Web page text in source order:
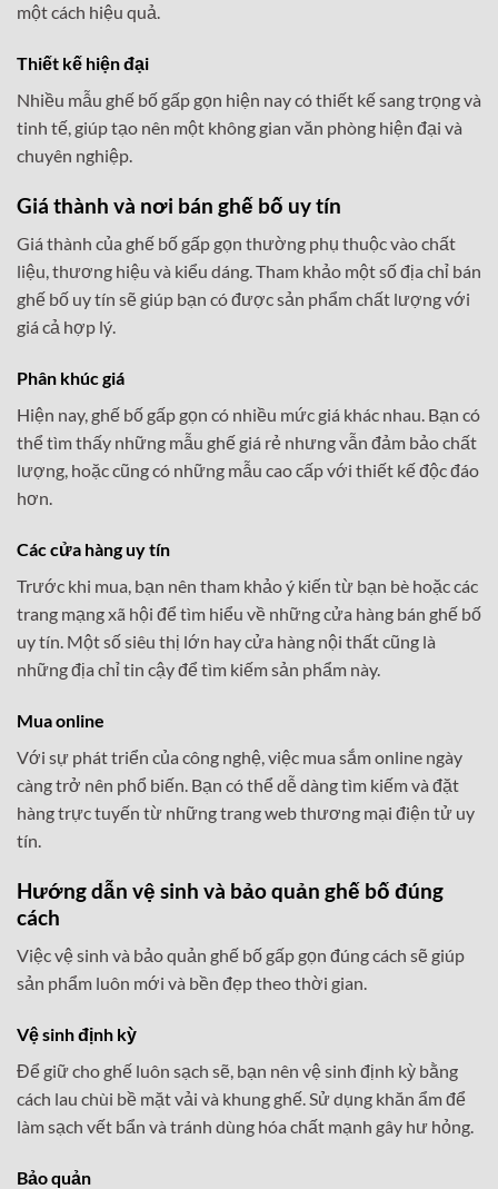
một cách hiệu quả.
Thiết kế hiện đại
Nhiều mẫu ghế bố gấp gọn hiện nay có thiết kế sang trọng và
tinh tế, giúp tạo nên một không gian văn phòng hiện đại và
chuyên nghiệp.
Giá thành và nơi bán ghế bố uy tín
Giá thành của ghế bố gấp gọn thường phụ thuộc vào chất
liệu, thương hiệu và kiểu dáng. Tham khảo một số địa chỉ bán
ghế bố uy tín sẽ giúp bạn có được sản phẩm chất lượng với
giá cả hợp lý.
Phân khúc giá
Hiện nay, ghế bố gấp gọn có nhiều mức giá khác nhau. Bạn có
thể tìm thấy những mẫu ghế giá rẻ nhưng vẫn đảm bảo chất
lượng, hoặc cũng có những mẫu cao cấp với thiết kế độc đáo
hơn.
Các cửa hàng uy tín
Trước khi mua, bạn nên tham khảo ý kiến từ bạn bè hoặc các
trang mạng xã hội để tìm hiểu về những cửa hàng bán ghế bố
uy tín. Một số siêu thị lớn hay cửa hàng nội thất cũng là
những địa chỉ tin cậy để tìm kiếm sản phẩm này.
Mua online
Với sự phát triển của công nghệ, việc mua sắm online ngày
càng trở nên phổ biến. Bạn có thể dễ dàng tìm kiếm và đặt
hàng trực tuyến từ những trang web thương mại điện tử uy
tín.
Hướng dẫn vệ sinh và bảo quản ghế bố đúng
cách
Việc vệ sinh và bảo quản ghế bố gấp gọn đúng cách sẽ giúp
sản phẩm luôn mới và bền đẹp theo thời gian.
Vệ sinh định kỳ
Để giữ cho ghế luôn sạch sẽ, bạn nên vệ sinh định kỳ bằng
cách lau chùi bề mặt vải và khung ghế. Sử dụng khăn ẩm để
làm sạch vết bẩn và tránh dùng hóa chất mạnh gây hư hỏng.
Bảo quản